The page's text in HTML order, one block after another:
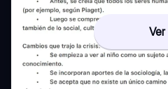
Ver